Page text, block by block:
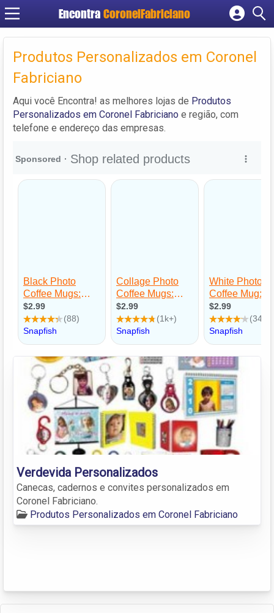
Encontra CoronelFabriciano
Cadastrar empresa
Criar conta
Produtos Personalizados em Coronel
Fabriciano
Aqui você Encontra! as melhores lojas de Produtos
Personalizados em Coronel Fabriciano e região, com
telefone e endereço das empresas.
Verdevida Personalizados
Canecas, cadernos e convites personalizados em
Coronel Fabriciano.
Produtos Personalizados em Coronel Fabriciano